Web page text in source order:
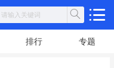
排行 专题